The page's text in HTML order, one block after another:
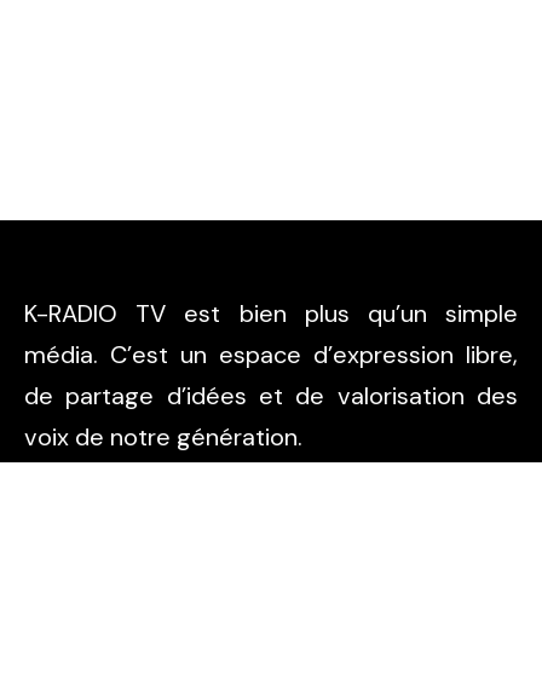
K-RADIO TV est bien plus qu’un simple
média. C’est un espace d’expression libre,
de partage d’idées et de valorisation des
voix de notre génération.